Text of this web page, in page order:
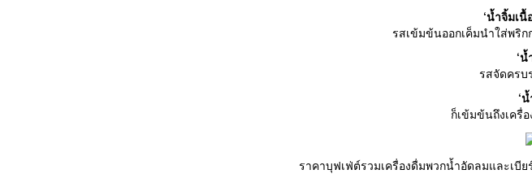
‘น้ำจิ้มเ
รสเข้มข้นออกเค็มนำใส่พริก
‘
รสจัดครบ
‘
ก็เข้มข้นถึงเครื่
ราคาบุฟเฟ่ต์รวมเครื่องดื่มพวกน้ำอัดลมและเบี